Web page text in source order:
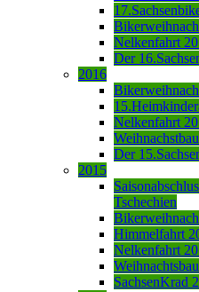
Nelkenfahrt
Der
2016
Nelkenfahrt
Der
2015
Tschechien
Himmelfahrt
Nelkenfahrt
SachsenKrad